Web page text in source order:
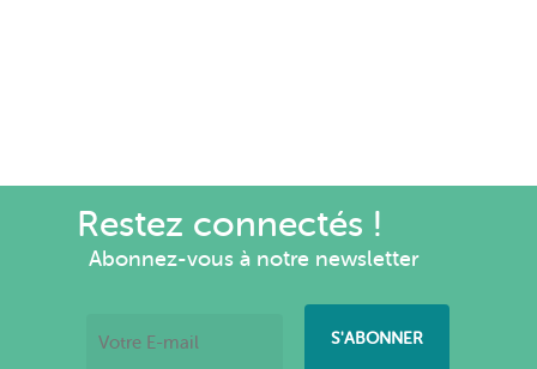
Restez connectés !
Abonnez-vous à notre newsletter